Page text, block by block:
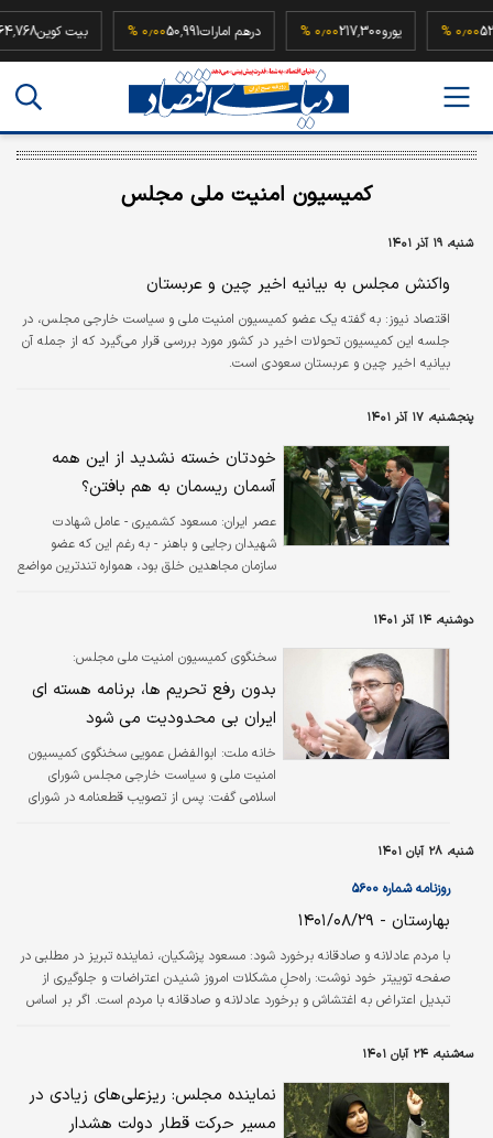
یورو217,300 درهم امارات50,991 بیت
کمیسیون امنیت ملی مجلس
شنبه، ۱۹ آذر ۱۴۰۱
واکنش مجلس به بیانیه اخیر چین و عربستان
اقتصاد نیوز: به گفته یک عضو کمیسیون امنیت ملی و سیاست خارجی مجلس، در
جلسه این کمیسیون تحولات اخیر در کشور مورد بررسی قرار می‌گیرد که از جمله آن
بیانیه اخیر چین و عربستان سعودی است.
پنجشنبه، ۱۷ آذر ۱۴۰۱
خودتان خسته نشدید از این همه
آسمان ریسمان به هم بافتن؟
عصر ایران: مسعود کشمیری - عامل شهادت
شهیدان رجایی و باهنر - به رغم این که عضو
سازمان مجاهدین خلق بود، همواره تندترین مواضع
دوشنبه، ۱۴ آذر ۱۴۰۱
سخنگوی کمیسیون امنیت ملی مجلس:
بدون رفع تحریم ها، برنامه هسته ای
ایران بی محدودیت می شود
خانه ملت: ابوالفضل عمویی سخنگوی کمیسیون
امنیت ملی و سیاست خارجی مجلس شورای
اسلامی گفت: پس از تصویب قطعنامه در شورای
شنبه، ۲۸ آبان ۱۴۰۱
روزنامه شماره ۵۶۰۰
بهارستان - ۱۴۰۱/۰۸/۲۹
با مردم عادلانه و صادقانه برخورد شود: مسعود پزشکیان، نماینده تبریز در مطلبی در
صفحه توییتر خود نوشت: راه‌حلِ مشکلات امروز شنیدن اعتراضات و جلوگیری از
تبدیل اعتراض به اغتشاش و برخورد عادلانه و صادقانه با مردم است. اگر بر اساس
سه‌شنبه، ۲۴ آبان ۱۴۰۱
نماینده مجلس: ریزعلی‌های زیادی در
مسیر حرکت قطار دولت هشدار